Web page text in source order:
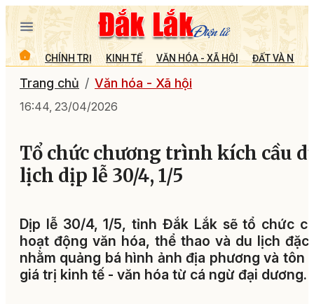
CHÍNH TRỊ KINH TẾ VĂN HÓA - XÃ HỘI ĐẤT VÀ
Trang chủ Văn hóa - Xã hội
16:44, 23/04/2026
Tổ chức chương trình kích cầu
lịch dịp lễ 30/4, 1/5
Dịp lễ 30/4, 1/5, tỉnh Đắk Lắk sẽ tổ chức
hoạt động văn hóa, thể thao và du lịch đặc
nhằm quảng bá hình ảnh địa phương và tôn
giá trị kinh tế - văn hóa từ cá ngừ đại dương.